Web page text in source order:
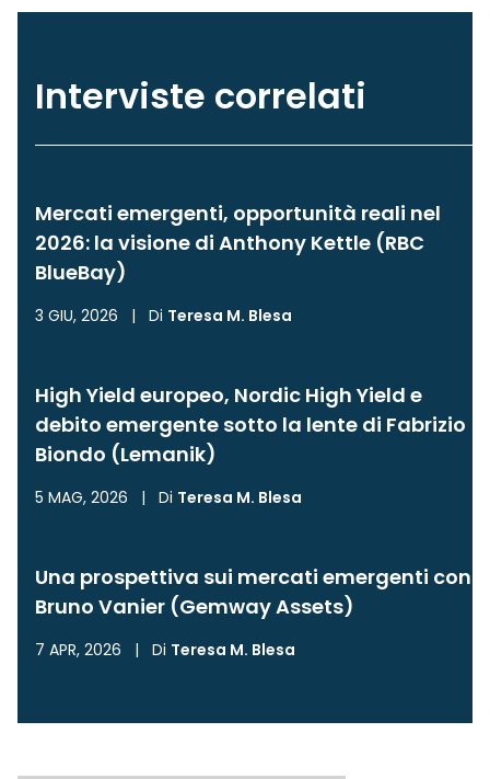
Interviste correlati
Mercati emergenti, opportunità reali nel
2026: la visione di Anthony Kettle (RBC
BlueBay)
3 GIU, 2026 | Di Teresa M. Blesa
High Yield europeo, Nordic High Yield e
debito emergente sotto la lente di Fabrizio
Biondo (Lemanik)
5 MAG, 2026 | Di Teresa M. Blesa
Una prospettiva sui mercati emergenti con
Bruno Vanier (Gemway Assets)
7 APR, 2026 | Di Teresa M. Blesa